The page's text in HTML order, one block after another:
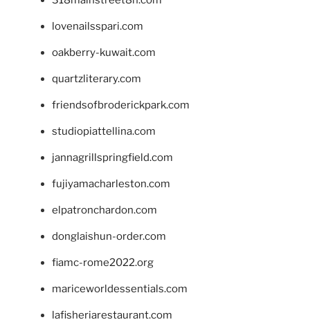
lovenailsspari.com
oakberry-kuwait.com
quartzliterary.com
friendsofbroderickpark.com
studiopiattellina.com
jannagrillspringfield.com
fujiyamacharleston.com
elpatronchardon.com
donglaishun-order.com
fiamc-rome2022.org
mariceworldessentials.com
lafisheriarestaurant.com